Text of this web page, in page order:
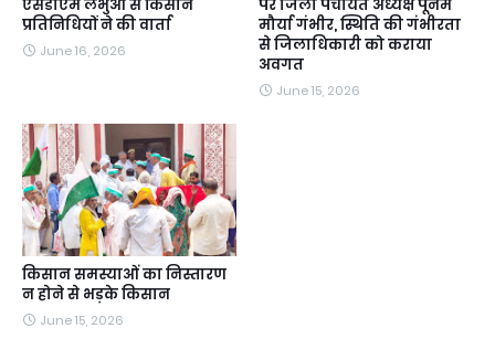
एसडीएम लंभुआ से किसान
प्रतिनिधियों ने की वार्ता
June 16, 2026
पर जिला पंचायत अध्यक्ष पूनम
मौर्या गंभीर, स्थिति की गंभीरता
से जिलाधिकारी को कराया
अवगत
June 15, 2026
किसान समस्याओं का निस्तारण
न होने से भड़के किसान
June 15, 2026